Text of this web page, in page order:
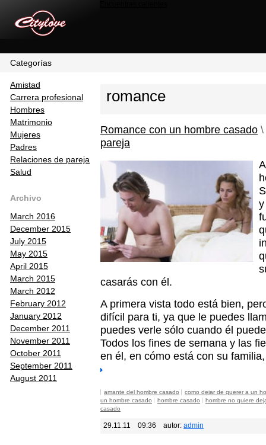
Categorías
Amistad
Carrera profesional
Hombres
Matrimonio
Mujeres
Padres
Relaciones de pareja
Salud
Archivo
March 2016
December 2015
July 2015
May 2015
April 2015
March 2015
March 2012
February 2012
January 2012
December 2011
November 2011
October 2011
September 2011
August 2011
romance
Romance con un hombre casado \
pareja
casarás con él.
A primera vista todo está bien,
difícil para ti, ya que le puedes
puedes verle sólo cuando él
Todos los fines de semana y las
en él, en cómo está con su
amante del hombre casado
como dejar de querer a un
un hombre casado
hombre casado
hombre no quiere
casado
29.11.11 09:36 autor: admin